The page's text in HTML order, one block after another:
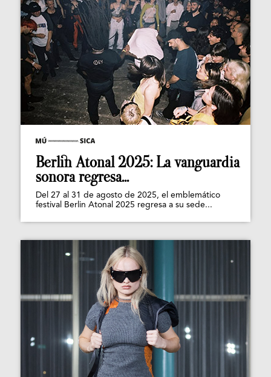
Berlin Atonal 2025: La vanguardia
sonora regresa...
Del 27 al 31 de agosto de 2025, el emblemático
festival Berlin Atonal 2025 regresa a su sede...